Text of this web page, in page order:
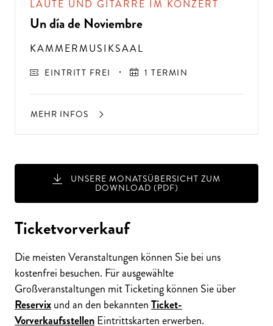
E
?
LAUTE UND GITARRE IM KONZERT
Un día de Noviembre
KAMMERMUSIKSAAL
EINTRITT FREI 1 TERMIN
MEHR INFOS
UNSERE MONATSÜBERSICHT ZUM
DOWNLOAD (PDF)
Ticketvorverkauf
Die meisten Veranstaltungen können Sie bei uns
kostenfrei besuchen. Für ausgewählte
Großveranstaltungen mit Ticketing können Sie über
Reservixund an den bekanntenTicket-
VorverkaufsstellenEintrittskarten erwerben.